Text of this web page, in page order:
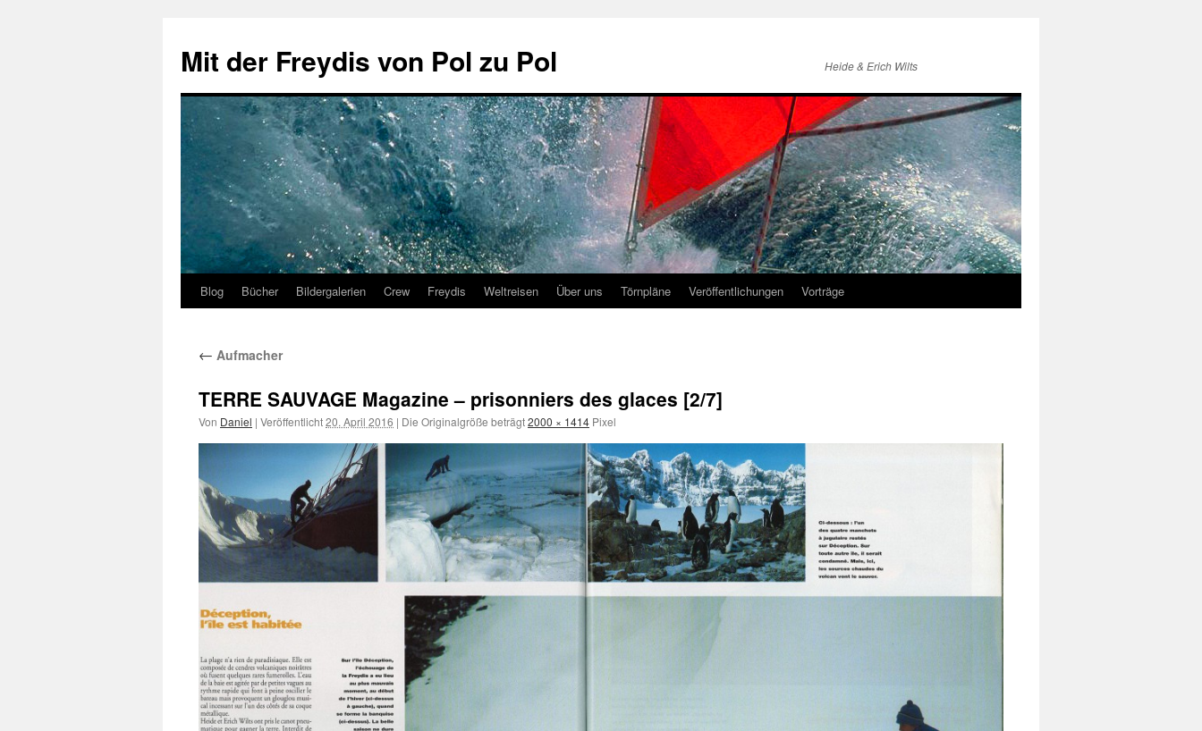
springen
Mit der Freydis von Pol zu Pol Heide & Erich Wilts
Blog Bücher Bildergalerien Crew Freydis Weltreisen Über uns Törnpläne Veröffentlichungen Vorträge
← Aufmacher
TERRE SAUVAGE Magazine – prisonniers des glaces [2/7]
Von Daniel | Veröffentlicht20. April 2016 | Die Originalgröße beträgt2000 × 1414 Pixel